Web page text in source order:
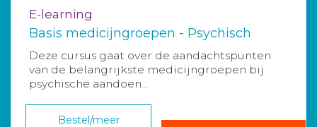
E-learning
Basis medicijngroepen - Psychisch
Deze cursus gaat over de aandachtspunten
van de belangrijkste medicijngroepen bij
psychische aandoen...
Bestel/meer